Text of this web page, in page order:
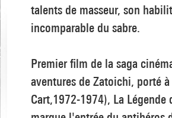
talents de masseur, son
incomparable du sabre.
Premier film de la saga
aventures de Zatoichi, porté
Cart,1972-1974), La